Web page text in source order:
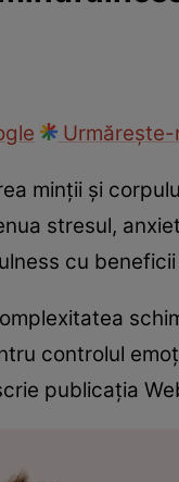
minții și
stresul,
cu
controlul
publicația